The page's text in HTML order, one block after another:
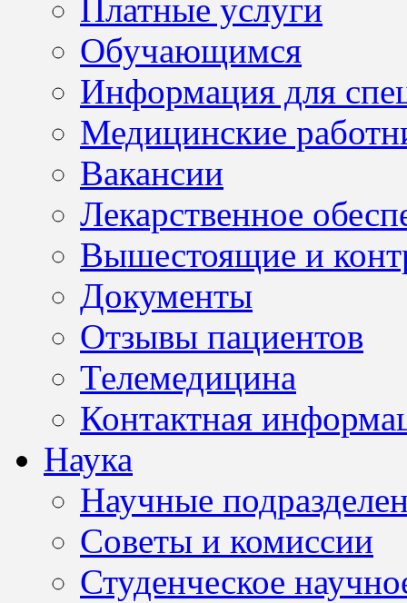
Платные услуги
Обучающимся
Информация для
Медицинские
Вакансии
Лекарственное
Вышестоящие и
Документы
Отзывы пациентов
Телемедицина
Контактная
Наука
Научные
Советы и комиссии
Студенческое